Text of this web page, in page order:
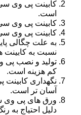
کابینت پی وی سی
است.
کابینت پی وی
کابینت پی وی
به علت چگالی
نسبت به
تولید و نصب پی
کم هزینه است.
نگهداری
آسان تر است.
ورق های پی وی
دلیل احتیاج به